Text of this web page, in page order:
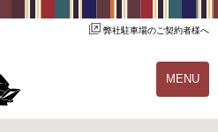
弊社駐車場のご契約者様へ
MENU